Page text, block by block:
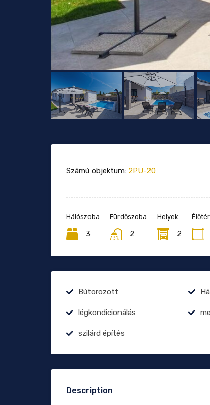
Számú objektum: 2PU-20
Hálószoba
3
Fürdőszoba
2
Helyek
2
Bútorozott
légkondicionálás
szilárd építés
Description